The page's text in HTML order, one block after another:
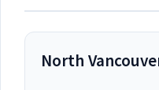
North